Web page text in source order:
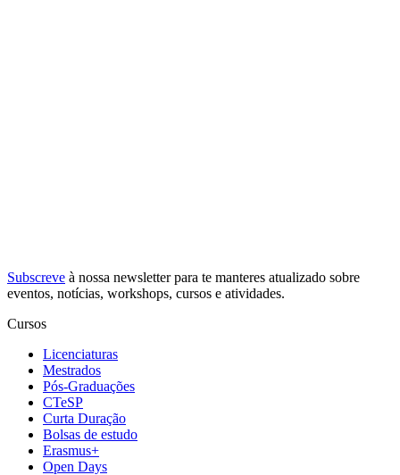
Subscreve à nossa newsletterpara te manteres atualizado sobre
eventos, notícias, workshops, cursos e atividades.
Cursos
Licenciaturas
Mestrados
Pós-Graduações
CTeSP
Curta Duração
Bolsas de estudo
Erasmus+
Open Days